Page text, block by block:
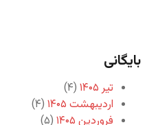
بایگانی
تیر ۱۴۰۵
(۴)
اردیبهشت ۱۴۰۵
(۴)
فروردین ۱۴۰۵
(۵)